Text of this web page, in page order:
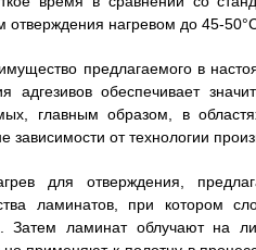
отверждения нагревом до 45-
предлагаемого в
адгезивов обеспечивает
главным образом, в
зависимости от технологии
для отверждения,
ламинатов, при котором
Затем ламинат облучают на